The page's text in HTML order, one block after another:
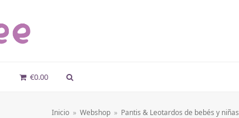
€0.00
Inicio » Webshop » Pantis & Leotardos de bebés y niñas